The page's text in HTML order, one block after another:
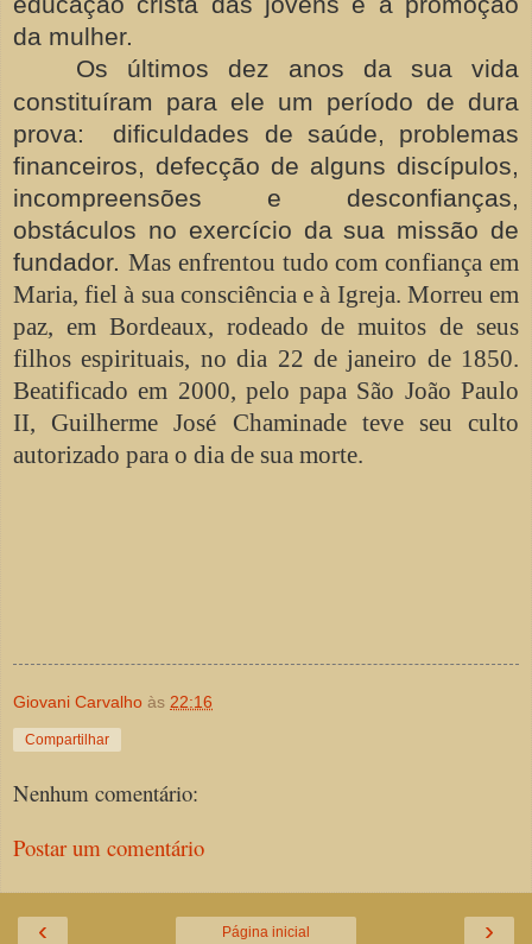
da mulher.
Os últimos dez anos da sua vida
constituíram para ele um período de dura
prova: dificuldades de saúde, problemas
financeiros, defecção de alguns discípulos,
incompreensões e desconfianças,
obstáculos no exercício da sua missão de
fundador. Mas enfrentou tudo com confiança em
Maria, fiel à sua consciência e à Igreja. Morreu em
paz, em Bordeaux, rodeado de muitos de seus
filhos espirituais, no dia 22 de janeiro de 1850.
Beatificado em 2000, pelo papa São João Paulo
II, Guilherme José Chaminade teve seu culto
autorizado para o dia de sua morte.
Giovani Carvalho às 22:16
Compartilhar
Nenhum comentário:
Postar um comentário
‹ ›
Página inicial